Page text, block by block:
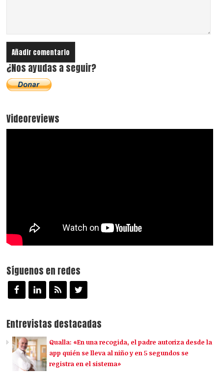
¿Nos ayudas a seguir?
Videoreviews
Síguenos en redes
Entrevistas destacadas
Qualla: «En una recogida, el padre autoriza desde la
app quién se lleva al niño y en 5 segundos se
registra en el sistema»